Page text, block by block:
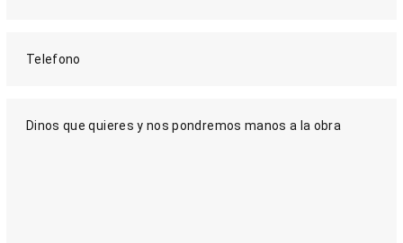
Telefono
Dinos que quieres y nos pondremos manos a la obra